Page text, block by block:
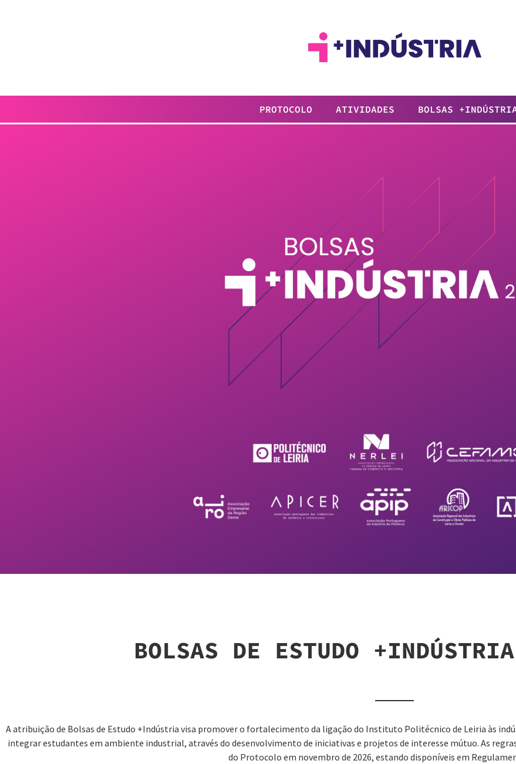
PROTOCOLO ATIVIDADES BOLSAS
BOLSAS DE ESTUDO
A atribuição de Bolsas de Estudo +Indústria visa promover o fortalecimento da ligação do Instituto Politécnico de Leiria às
integrar estudantes em ambiente industrial, através do desenvolvimento de iniciativas e projetos de interesse mútuo. As
do Protocolo em novembro de 2026, estando disponíveis em